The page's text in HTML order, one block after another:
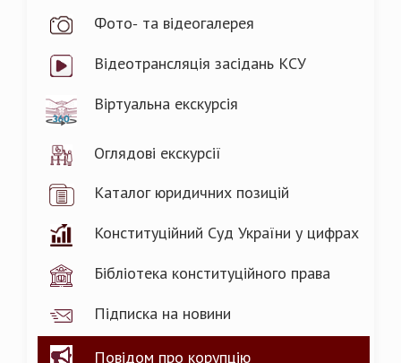
Фото- та відеогалерея
Відеотрансляція засідань КСУ
Віртуальна екскурсія
Оглядові екскурсії
Каталог юридичних позицій
Конституційний Суд України у цифрах
Бібліотека конституційного права
Підписка на новини
Повідом про корупцію